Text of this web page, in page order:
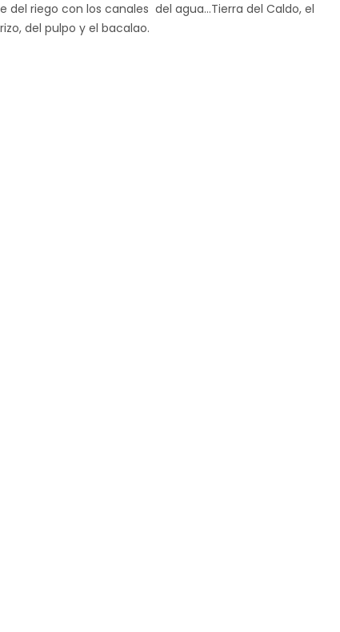
del riego con los canales del agua…Tierra del Caldo, el
del pulpo y el bacalao.